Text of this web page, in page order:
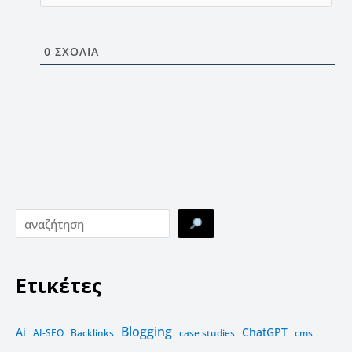
0 ΣΧΌΛΙΑ
Ετικέτες
Ai AI-SEO Backlinks Blogging case studies ChatGPT cms